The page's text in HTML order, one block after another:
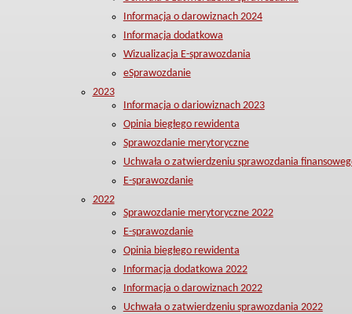
Informacja o darowiznach 2024
Informacja dodatkowa
Wizualizacja E-sprawozdania
eSprawozdanie
2023
Informacja o dariowiznach 2023
Opinia biegłego rewidenta
Sprawozdanie merytoryczne
Uchwała o zatwierdzeniu sprawozdania
E-sprawozdanie
2022
Sprawozdanie merytoryczne 2022
E-sprawozdanie
Opinia biegłego rewidenta
Informacja dodatkowa 2022
Informacja o darowiznach 2022
Uchwała o zatwierdzeniu sprawozdania 2022